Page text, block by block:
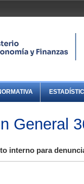
General
interno para